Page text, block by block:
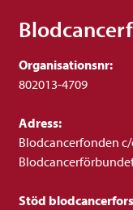
Organisationsnr:
802013-4709
Adress:
Blodcancerfonden
Stöd